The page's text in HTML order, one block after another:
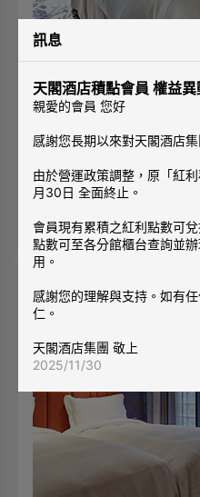
天悅房
1張一大床 (150 X 190
CM)
有窗|陽台
舒適大床與浴缸；在溫文閒
◎同房型每房格局有所不同，
訊息
天閣酒店積點會員 權益
親愛的會員 您好
感謝您長期以來對天閣酒店
由於營運政策調整，原「紅
月30日 全面終止。
會員現有累積之紅利點數可
點數可至各分館櫃台查詢並
用。
感謝您的理解與支持。如有
仁。
天閣酒店集團 敬上
2025/11/30